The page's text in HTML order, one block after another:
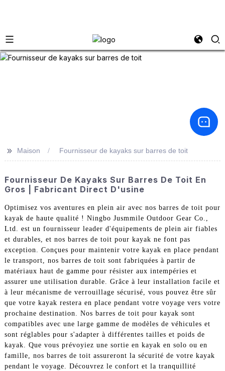
>> Maison Fournisseur de kayaks sur barres de toit
Fournisseur De Kayaks Sur Barres De Toit En
Gros | Fabricant Direct D'usine
Optimisez vos aventures en plein air avec nos barres de toit pour
kayak de haute qualité ! Ningbo Jusmmile Outdoor Gear Co.,
Ltd. est un fournisseur leader d'équipements de plein air fiables
et durables, et nos barres de toit pour kayak ne font pas
exception. Conçues pour maintenir votre kayak en place pendant
le transport, nos barres de toit sont fabriquées à partir de
matériaux haut de gamme pour résister aux intempéries et
assurer une utilisation durable. Grâce à leur installation facile et
à leur mécanisme de verrouillage sécurisé, vous pouvez être sûr
que votre kayak restera en place pendant votre voyage vers votre
prochaine destination. Nos barres de toit pour kayak sont
compatibles avec une large gamme de modèles de véhicules et
sont réglables pour s'adapter à différentes tailles et poids de
kayak. Que vous prévoyiez une sortie en kayak en solo ou en
famille, nos barres de toit assureront la sécurité de votre kayak
pendant le voyage. Découvrez le confort et la tranquillité